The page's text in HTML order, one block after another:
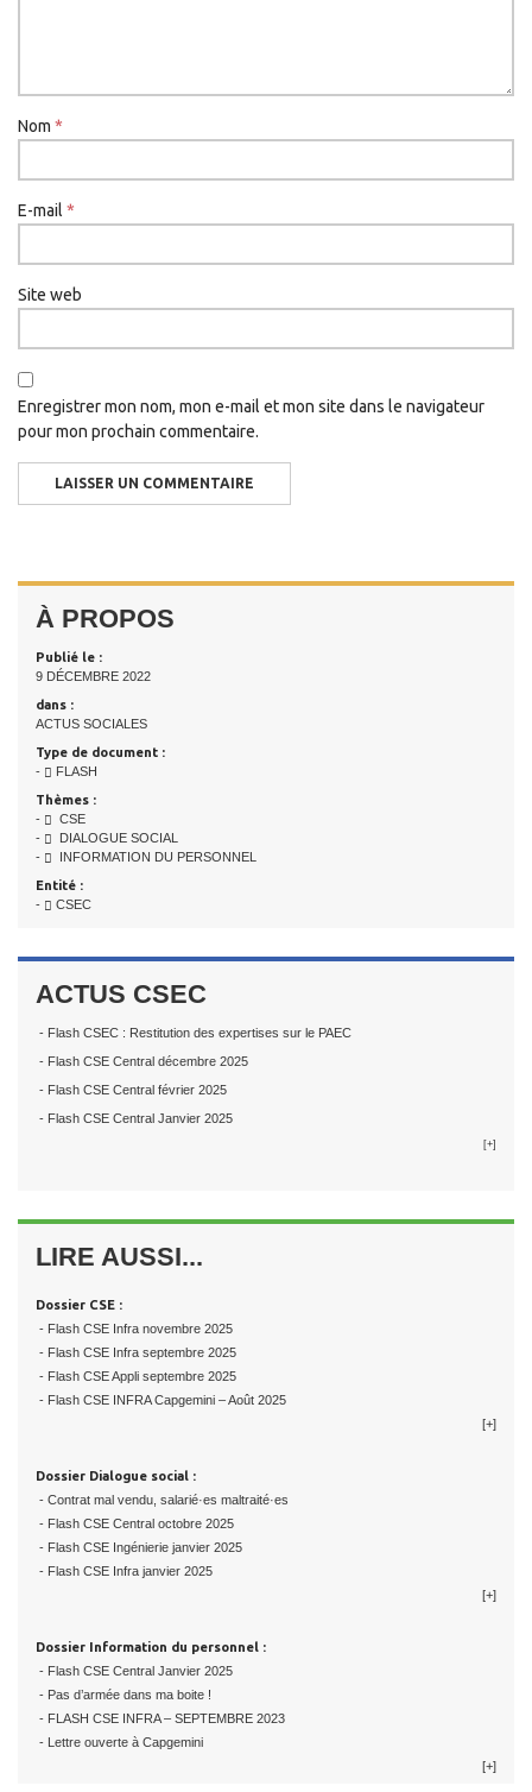
Nom *
E-mail *
Site web
Enregistrer mon nom, mon e-mail et mon site dans le navigateur
pour mon prochain commentaire.
À PROPOS
Publié le :
9 DÉCEMBRE 2022
dans :
ACTUS SOCIALES
Type de document :
-
FLASH
Thèmes :
-
CSE
-
DIALOGUE SOCIAL
-
INFORMATION DU PERSONNEL
Entité :
-
CSEC
ACTUS CSEC
- Flash CSEC : Restitution des expertises sur le PAEC
- Flash CSE Central décembre 2025
- Flash CSE Central février 2025
- Flash CSE Central Janvier 2025
[+]
LIRE AUSSI...
Dossier CSE :
- Flash CSE Infra novembre 2025
- Flash CSE Infra septembre 2025
- Flash CSE Appli septembre 2025
- Flash CSE INFRA Capgemini – Août 2025
[+]
Dossier Dialogue social :
- Contrat mal vendu, salarié·es maltraité·es
- Flash CSE Central octobre 2025
- Flash CSE Ingénierie janvier 2025
- Flash CSE Infra janvier 2025
[+]
Dossier Information du personnel :
- Flash CSE Central Janvier 2025
- Pas d’armée dans ma boite !
- FLASH CSE INFRA – SEPTEMBRE 2023
- Lettre ouverte à Capgemini
[+]